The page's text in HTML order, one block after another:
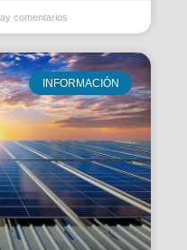
comentarios
INFORMACIÓN